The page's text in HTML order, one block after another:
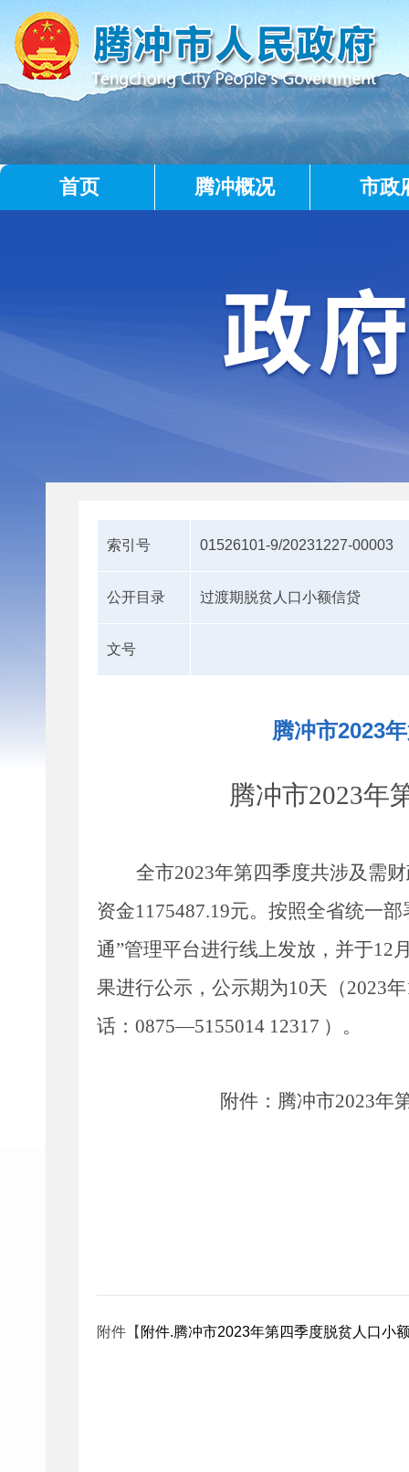
首页 腾冲概况 市政
索引号 01526101-9/20231227-00003
公开目录 过渡期脱贫人口小额信贷
文号
腾冲市2023
腾冲市2023年
全市2023年第四季度共涉及需
资金1175487.19元。 按照全省统一
通”管理平台进行线上发放，并于12
果进行公示， 公示期为10天 （2023
话： 0875—5155014 12317 ） 。
附件：腾冲市2023年
附件【 附件.腾冲市2023年第四季度脱贫人口小